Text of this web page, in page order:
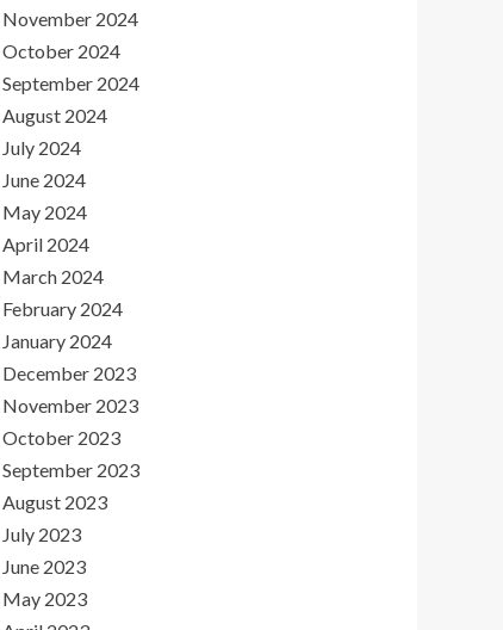
November 2024
October 2024
September 2024
August 2024
July 2024
June 2024
May 2024
April 2024
March 2024
February 2024
January 2024
December 2023
November 2023
October 2023
September 2023
August 2023
July 2023
June 2023
May 2023